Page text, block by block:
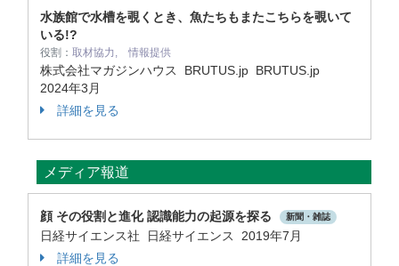
水族館で水槽を覗くとき、魚たちもまたこちらを覗いて
いる!?
役割： 取材協力, 情報提供
株式会社マガジンハウス BRUTUS.jp BRUTUS.jp
2024年3月
詳細を見る
メディア報道
顔 その役割と進化 認識能力の起源を探る 新聞・雑誌
日経サイエンス社 日経サイエンス 2019年7月
詳細を見る